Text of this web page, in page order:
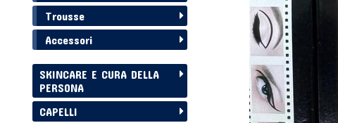
Trousse
Accessori
SKINCARE E CURA DELLA
PERSONA
CAPELLI